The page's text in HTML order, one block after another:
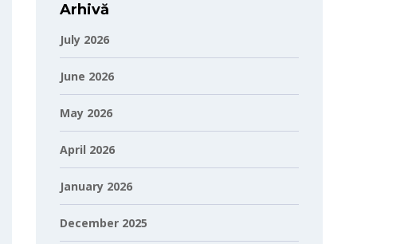
Arhivă
July 2026
June 2026
May 2026
April 2026
January 2026
December 2025